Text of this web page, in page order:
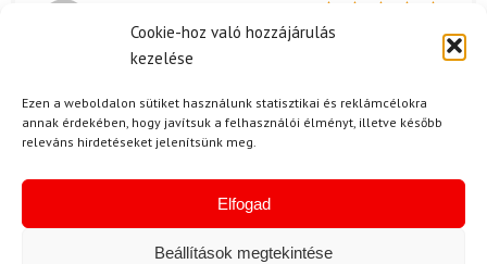
Cookie-hoz való hozzájárulás
kezelése
Ezen a weboldalon sütiket használunk statisztikai és reklámcélokra
annak érdekében, hogy javítsuk a felhasználói élményt, illetve később
releváns hirdetéseket jelenítsünk meg.
Elfogad
Beállítások megtekintése
Értékelés:
tulajdonos) 2024.11.02.
Eddig nem bántam meg a választásomat. A
sokkal jobb, mint amit vártam, és a kényelme
is meglepett. A bakancs igazi élmény, a síelés
pedig szórakoztatóbb vele. Nagyon sokáig
terveztem megvenni ezt a terméket, és most
végre megérte! ❤️